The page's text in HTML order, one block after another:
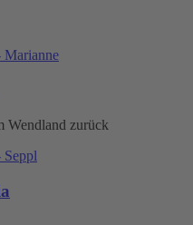
Marianne
Wendland zurück
Seppl